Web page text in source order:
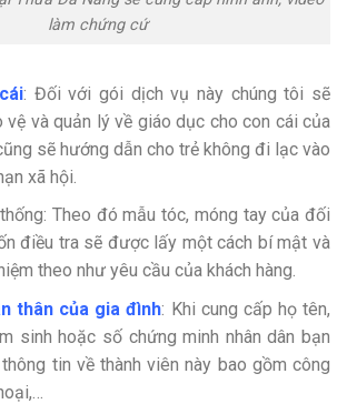
làm chứng cứ
: Đối với gói dịch vụ này chúng tôi sẽ
vệ và quản lý về giáo dục cho con cái của
sẽ hướng dẫn cho trẻ không đi lạc vào
xã hội.
Theo đó mẫu tóc, móng tay của đối
điều tra sẽ được lấy một cách bí mật và
theo như yêu cầu của khách hàng.
thân của gia đình: Khi cung cấp họ tên,
sinh hoặc số chứng minh nhân dân bạn
tin về thành viên này bao gồm công